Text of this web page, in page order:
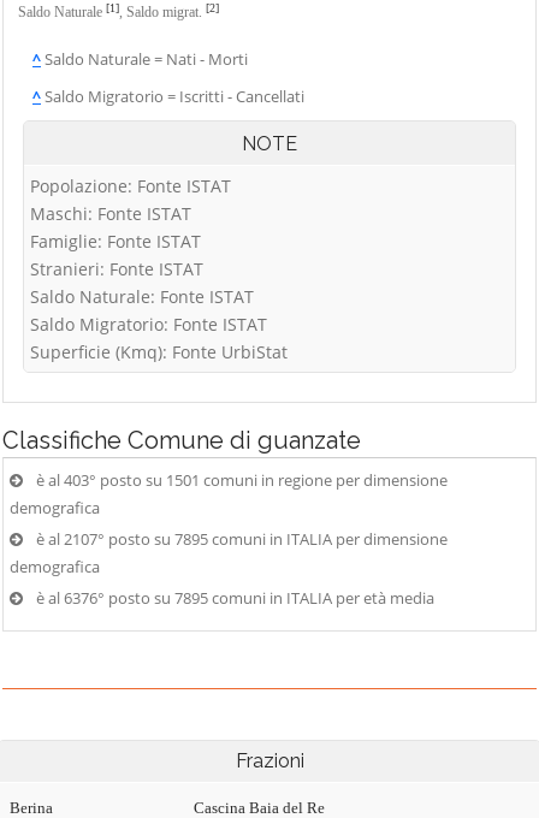
Saldo Naturale [1], Saldo migrat. [2]
^Saldo Naturale = Nati - Morti
^Saldo Migratorio = Iscritti - Cancellati
NOTE
Popolazione: Fonte ISTAT
Maschi: Fonte ISTAT
Famiglie: Fonte ISTAT
Stranieri: Fonte ISTAT
Saldo Naturale: Fonte ISTAT
Saldo Migratorio: Fonte ISTAT
Superficie (Kmq): Fonte UrbiStat
Classifiche Comune di guanzate
è al 403° posto su 1501 comuni in regione per dimensione
demografica
è al 2107° posto su 7895 comuni in ITALIA per dimensione
demografica
è al 6376° posto su 7895 comuni in ITALIA per età media
Frazioni
Berina Cascina Baia del Re